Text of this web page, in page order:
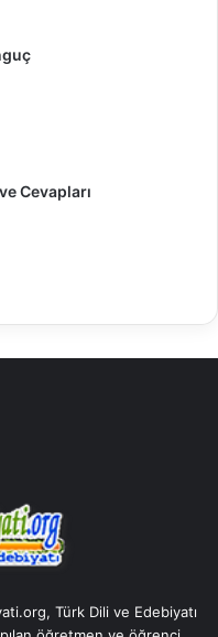
Cevapları
Türk Dili ve Edebiyatı